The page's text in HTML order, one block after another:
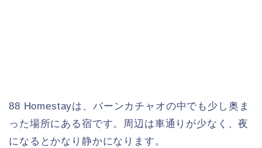
88 Homestayは、バーンカチャオの中でも少し奥ま
った場所にある宿です。周辺は車通りが少なく、夜
になるとかなり静かになります。